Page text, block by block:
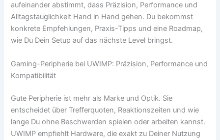
aufeinander abstimmt, dass Präzision, Performance und
Alltagstauglichkeit Hand in Hand gehen. Du bekommst
konkrete Empfehlungen, Praxis-Tipps und eine Roadmap,
wie Du Dein Setup auf das nächste Level bringst.
Gaming-Peripherie bei UWIMP: Präzision, Performance und
Kompatibilität
Gute Peripherie ist mehr als Marke und Optik. Sie
entscheidet über Trefferquoten, Reaktionszeiten und wie
lange Du ohne Beschwerden spielen oder arbeiten kannst.
UWIMP empfiehlt Hardware, die exakt zu Deiner Nutzung